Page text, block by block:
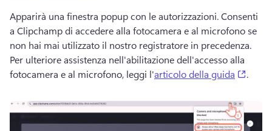
Apparirà una finestra popup con le autorizzazioni. Consenti
a Clipchamp di accedere alla fotocamera e al microfono se
Per ulteriore assistenza nell'abilitazione dell'accesso alla
fotocamera e al microfono, leggi l'articolo della guida .